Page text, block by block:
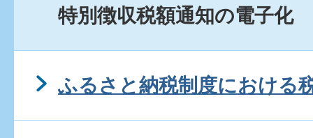
特別徴収税額通知の電子化
ふるさと納税制度における